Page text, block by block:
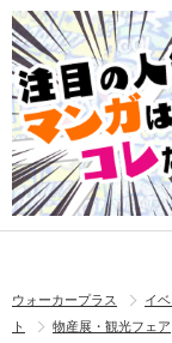
ウォーカープラス イ
ト
物産展・観光フェア